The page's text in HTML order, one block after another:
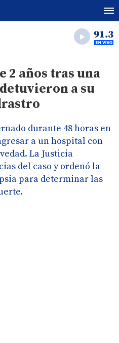
2 años tras una
a su
durante 48 horas en
a un hospital con
La Justicia
del caso y ordenó la
para determinar las